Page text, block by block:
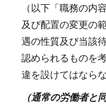
（以下「職務の内
及び配置の変更の
遇の性質及び当該
認められるものを
違を設けてはならな
（通常の労働者と